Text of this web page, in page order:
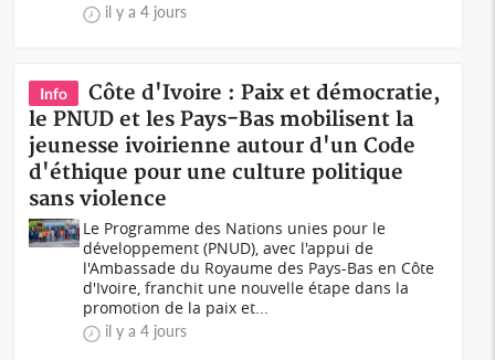
il y a 4 jours
Info
Côte d'Ivoire : Paix et démocratie,
le PNUD et les Pays-Bas mobilisent la
jeunesse ivoirienne autour d'un Code
d'éthique pour une culture politique
sans violence
Le Programme des Nations unies pour le
développement (PNUD), avec l'appui de
l'Ambassade du Royaume des Pays-Bas en Côte
d'Ivoire, franchit une nouvelle étape dans la
promotion de la paix et...
il y a 4 jours